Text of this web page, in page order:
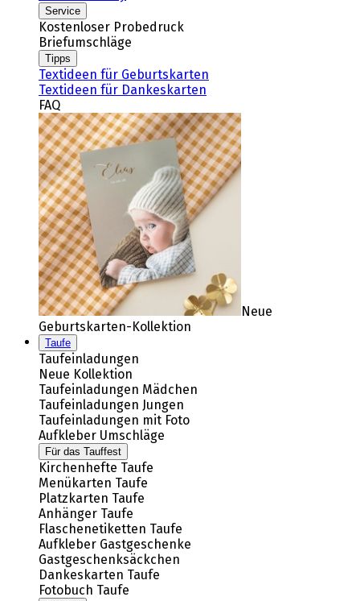
Service
Kostenloser Probedruck
Briefumschläge
Tipps
Textideen für Geburtskarten
Textideen für Dankeskarten
FAQ
Neue
Geburtskarten-Kollektion
Taufe
Taufeinladungen
Neue Kollektion
Taufeinladungen Mädchen
Taufeinladungen Jungen
Taufeinladungen mit Foto
Aufkleber Umschläge
Für das Tauffest
Kirchenhefte Taufe
Menükarten Taufe
Platzkarten Taufe
Anhänger Taufe
Flaschenetiketten Taufe
Aufkleber Gastgeschenke
Gastgeschenksäckchen
Dankeskarten Taufe
Fotobuch Taufe